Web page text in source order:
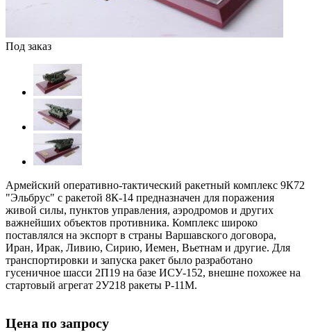
Под заказ
Армейский оперативно-тактический ракетный комплекс 9К72
"Эльбрус" с ракетой 8К-14 предназначен для поражения
живой силы, пунктов управления, аэродромов и других
важнейших объектов противника. Комплекс широко
поставлялся на экспорт в страны Варшавского договора,
Иран, Ирак, Ливию, Сирию, Иемен, Вьетнам и другие. Для
транспортировки и запуска ракет было разработано
гусеничное шасси 2П19 на базе ИСУ-152, внешне похожее на
стартовый агрегат 2У218 ракеты Р-11М.
Цена по запросу